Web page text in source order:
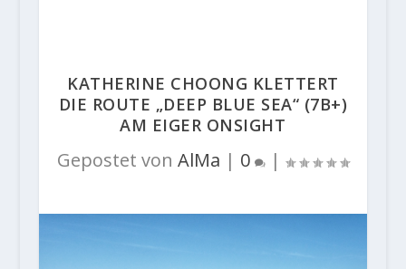
KATHERINE CHOONG KLETTERT
DIE ROUTE „DEEP BLUE SEA“ (7B+)
AM EIGER ONSIGHT
Gepostet von AlMa | 0 |